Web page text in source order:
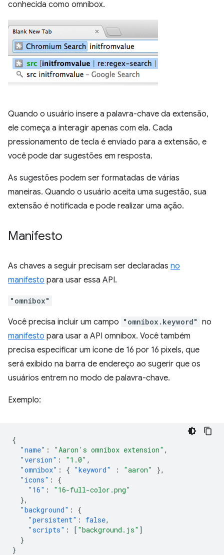
conhecida como omnibox.
Quando o usuário insere a palavra-chave da extensão,
ele começa a interagir apenas com ela. Cada
pressionamento de tecla é enviado para a extensão, e
você pode dar sugestões em resposta.
As sugestões podem ser formatadas de várias
maneiras. Quando o usuário aceita uma sugestão, sua
extensão é notificada e pode realizar uma ação.
Manifesto
As chaves a seguir precisam ser declaradas no
manifesto para usar essa API.
"omnibox"
Você precisa incluir um campo "omnibox.keyword" no
manifesto para usar a API omnibox. Você também
precisa especificar um ícone de 16 por 16 pixels, que
será exibido na barra de endereço ao sugerir que os
usuários entrem no modo de palavra-chave.
Exemplo:
{
"name" : "Aaron's omnibox extension" ,
"version" : "1.0" ,
"omnibox" : { "keyword" : "aaron"
},
"icons" :
{
"16" :
"16-full-color.png"
},
"background" :
{
"persistent" : false,
"scripts" : [ "background.js" ]
}
}